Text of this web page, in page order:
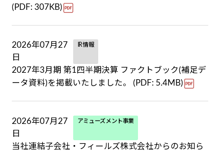
(PDF: 307KB)
2026年07月27
日
IR情報
2027年3月期 第1四半期決算 ファクトブック(補足デ
ータ資料)を掲載いたしました。 (PDF: 5.4MB)
2026年07月27
日
アミューズメント事業
当社連結子会社・フィールズ株式会社からのお知ら